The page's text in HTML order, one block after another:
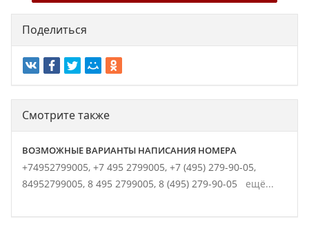
Поделиться
Смотрите также
ВОЗМОЖНЫЕ ВАРИАНТЫ НАПИСАНИЯ НОМЕРА
+74952799005, +7 495 2799005, +7 (495) 279-90-05,
84952799005, 8 495 2799005, 8 (495) 279-90-05 ещё...